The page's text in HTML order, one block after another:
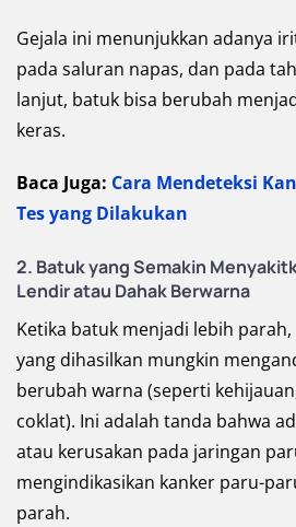
Gejala ini menunjukkan adanya
pada saluran napas, dan pada
lanjut, batuk bisa berubah
keras.
Baca Juga: Cara Mendeteksi
Tes yang Dilakukan
2. Batuk yang Semakin
Lendir atau Dahak Berwarna
Ketika batuk menjadi lebih
yang dihasilkan mungkin
berubah warna (seperti
coklat). Ini adalah tanda bahwa
atau kerusakan pada jaringan
mengindikasikan kanker paru-
parah.